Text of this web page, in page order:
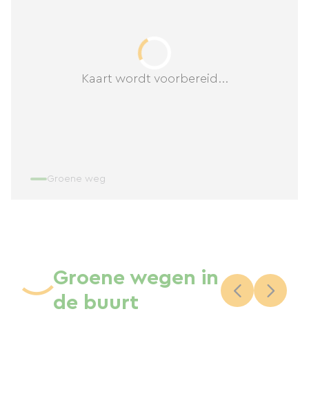
Kaart wordt voorbereid...
Groene weg
Groene wegen in
de buurt